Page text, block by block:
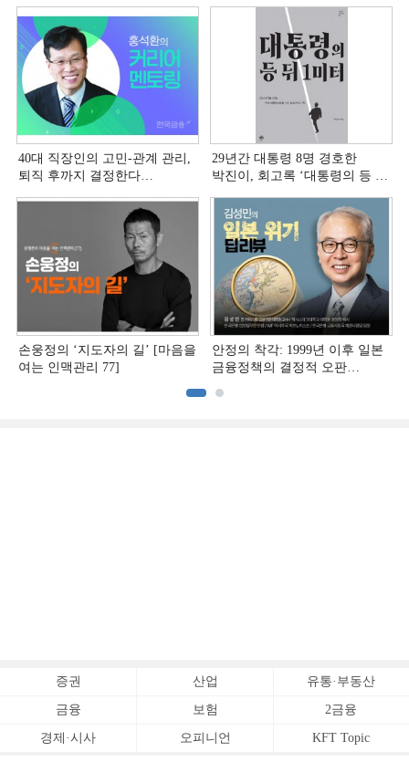
40대 직장인의 고민-관계 관리,
퇴직 후까지 결정한다
29년간 대통령 8명 경호한
박진이, 회고록 ‘대통령의 등 뒤
손웅정의 ‘지도자의 길’ [마음을
여는 인맥관리 77]
안정의 착각: 1999년 이후 일본
금융정책의 결정적 오판
증권 산업 유통·부동산
금융 보험 2금융
경제·시사 오피니언 KFT Topic